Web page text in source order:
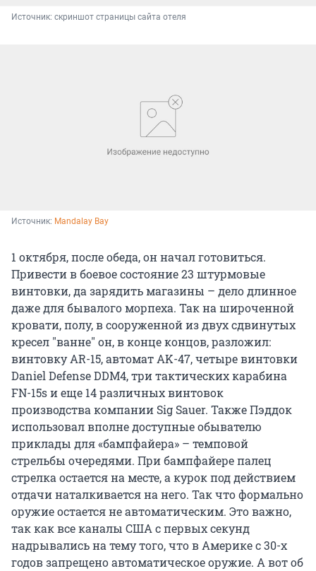
Источник: скриншот страницы сайта отеля
Источник: Mandalay Bay
1 октября, после обеда, он начал готовиться.
Привести в боевое состояние 23 штурмовые
винтовки, да зарядить магазины – дело длинное
даже для бывалого морпеха. Так на широченной
кровати, полу, в сооруженной из двух сдвинутых
кресел "ванне" он, в конце концов, разложил:
винтовку AR-15, автомат AK-47, четыре винтовки
Daniel Defense DDM4, три тактических карабина
FN-15s и еще 14 различных винтовок
производства компании Sig Sauer. Также Пэддок
использовал вполне доступные обывателю
приклады для «бампфайера» – темповой
стрельбы очередями. При бампфайере палец
стрелка остается на месте, а курок под действием
отдачи наталкивается на него. Так что формально
оружие остается не автоматическим. Это важно,
так как все каналы США с первых секунд
надрывались на тему того, что в Америке с 30-х
годов запрещено автоматическое оружие. А вот об